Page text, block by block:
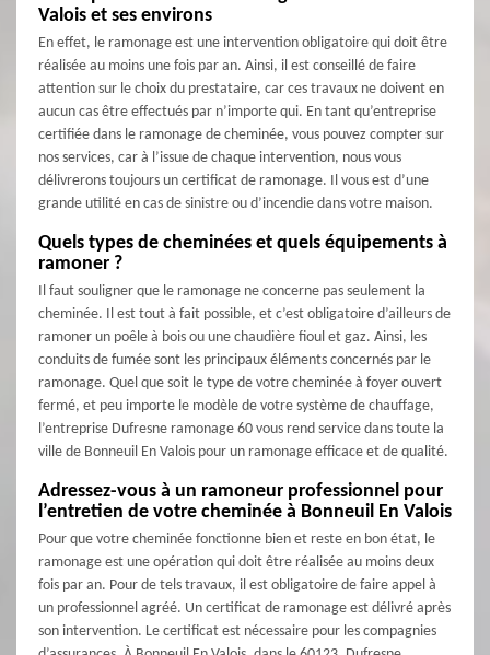
Valois et ses environs
En effet, le ramonage est une intervention obligatoire qui doit être
réalisée au moins une fois par an. Ainsi, il est conseillé de faire
attention sur le choix du prestataire, car ces travaux ne doivent en
aucun cas être effectués par n’importe qui. En tant qu’entreprise
certifiée dans le ramonage de cheminée, vous pouvez compter sur
nos services, car à l’issue de chaque intervention, nous vous
délivrerons toujours un certificat de ramonage. Il vous est d’une
grande utilité en cas de sinistre ou d’incendie dans votre maison.
Quels types de cheminées et quels équipements à
ramoner ?
Il faut souligner que le ramonage ne concerne pas seulement la
cheminée. Il est tout à fait possible, et c’est obligatoire d’ailleurs de
ramoner un poêle à bois ou une chaudière fioul et gaz. Ainsi, les
conduits de fumée sont les principaux éléments concernés par le
ramonage. Quel que soit le type de votre cheminée à foyer ouvert
fermé, et peu importe le modèle de votre système de chauffage,
l’entreprise Dufresne ramonage 60 vous rend service dans toute la
ville de Bonneuil En Valois pour un ramonage efficace et de qualité.
Adressez-vous à un ramoneur professionnel pour
l’entretien de votre cheminée à Bonneuil En Valois
Pour que votre cheminée fonctionne bien et reste en bon état, le
ramonage est une opération qui doit être réalisée au moins deux
fois par an. Pour de tels travaux, il est obligatoire de faire appel à
un professionnel agréé. Un certificat de ramonage est délivré après
son intervention. Le certificat est nécessaire pour les compagnies